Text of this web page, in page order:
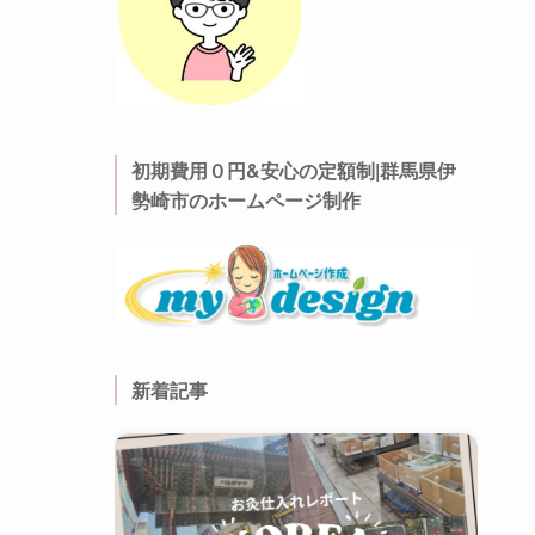
初期費用０円&安心の定額制|群馬県伊
勢崎市のホームページ制作
新着記事